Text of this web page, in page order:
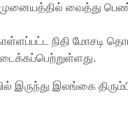
வைத்து பெண்
நிதி மோசடி
இருந்து இலங்கை